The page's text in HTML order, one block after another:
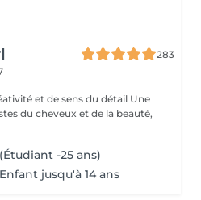
283
et de sens du détail Une
-25 ans)
jusqu'à 14 ans